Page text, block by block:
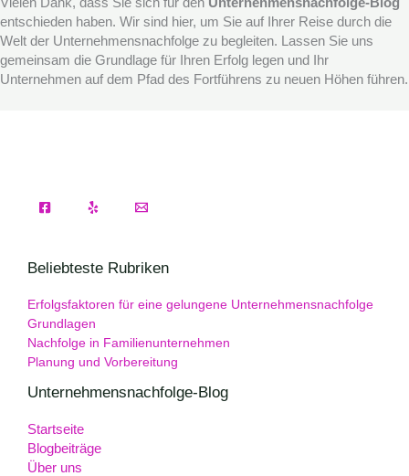
entschieden haben. Wir sind hier, um Sie auf Ihrer Reise durch die
Welt der Unternehmensnachfolge zu begleiten. Lassen Sie uns
gemeinsam die Grundlage für Ihren Erfolg legen und Ihr
Unternehmen auf dem Pfad des Fortführens zu neuen Höhen führen.
Beliebteste Rubriken
Erfolgsfaktoren für eine gelungene Unternehmensnachfolge
Grundlagen
Nachfolge in Familienunternehmen
Planung und Vorbereitung
Unternehmensnachfolge-Blog
Startseite
Blogbeiträge
Über uns